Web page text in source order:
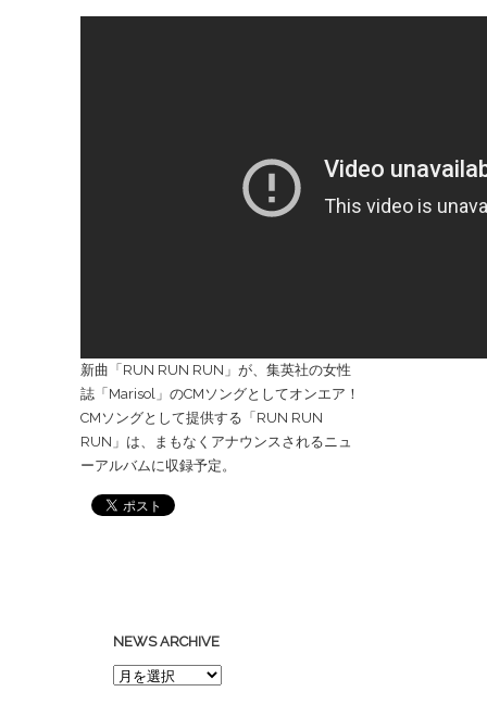
新曲「RUN RUN RUN」が、集英社の女性
誌「Marisol」のCMソングとしてオンエア！
CMソングとして提供する「RUN RUN
RUN」は、まもなくアナウンスされるニュ
ーアルバムに収録予定。
NEWS ARCHIVE